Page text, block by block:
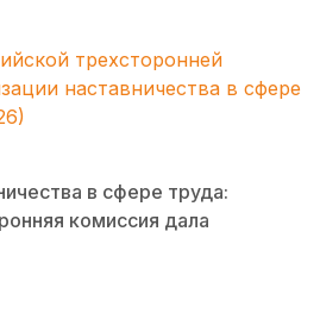
трехсторонней
наставничества в сфере
в сфере труда:
комиссия дала